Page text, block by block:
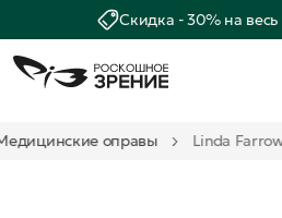
Скидка - 30% на весь
оправы Linda